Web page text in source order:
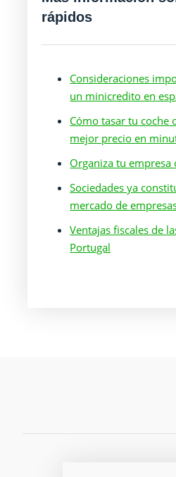
rápidos
Consideraciones
un minicredito en
Cómo tasar tu coche
mejor precio en
Organiza tu empresa
Sociedades ya
mercado de
Ventajas fiscales de
Portugal